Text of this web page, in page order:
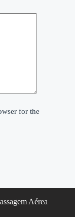
for the
Aérea